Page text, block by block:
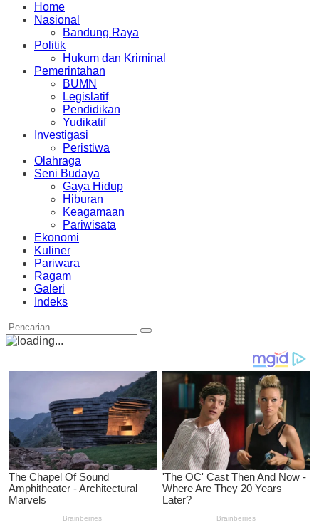
Home
Nasional
Bandung Raya
Politik
Hukum dan Kriminal
Pemerintahan
BUMN
Legislatif
Pendidikan
Yudikatif
Investigasi
Peristiwa
Olahraga
Seni Budaya
Gaya Hidup
Hiburan
Keagamaan
Pariwisata
Ekonomi
Kuliner
Pariwara
Ragam
Galeri
Indeks